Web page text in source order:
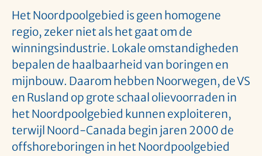
Het Noordpoolgebied is geen homogene
regio, zeker niet als het gaat om de
winningsindustrie. Lokale omstandigheden
bepalen de haalbaarheid van boringen en
mijnbouw. Daarom hebben Noorwegen, de VS
en Rusland op grote schaal olievoorraden in
het Noordpoolgebied kunnen exploiteren,
terwijl Noord-Canada begin jaren 2000 de
offshoreboringen in het Noordpoolgebied